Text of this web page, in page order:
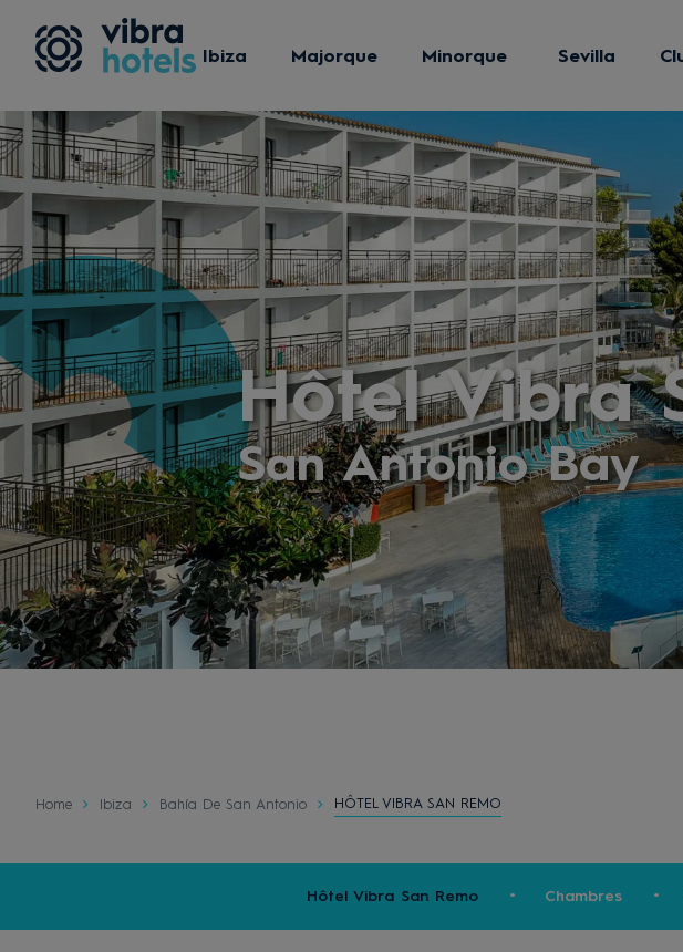
Ibiza Majorque Minorque Sevilla
Hôtel Vibra
San Antonio Bay
Home Ibiza Bahía De San Antonio HÔTEL VIBRA SAN REMO
Hôtel Vibra San Remo Chambres